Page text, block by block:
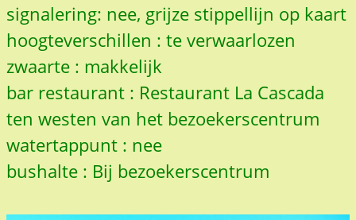
signalering: nee, grijze stippellijn op kaart
hoogteverschillen : te verwaarlozen
zwaarte : makkelijk
bar restaurant : Restaurant La Cascada
ten westen van het bezoekerscentrum
watertappunt : nee
bushalte : Bij bezoekerscentrum